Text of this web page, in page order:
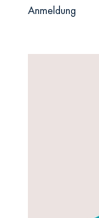
Anmeldung